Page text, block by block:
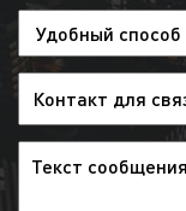
курьером;
выход
оплаты,
эфир
эфирную